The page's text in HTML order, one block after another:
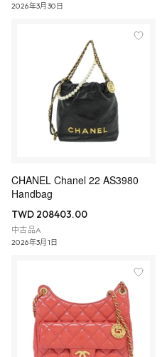
2026年3月30日
CHANEL Chanel 22 AS3980
Handbag
TWD 208403.00
中古品A
2026年3月1日